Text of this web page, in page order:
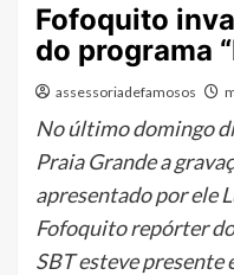
Fofoquito
do programa
assessoriadefamosos
No último domingo
Praia Grande a
apresentado por ele
Fofoquito repórter
SBT esteve presente